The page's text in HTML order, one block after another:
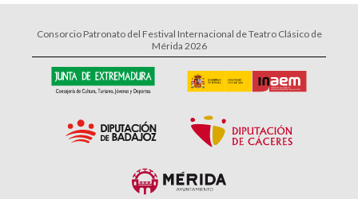
Consorcio Patronato del Festival Internacional de Teatro Clásico de
Mérida 2026